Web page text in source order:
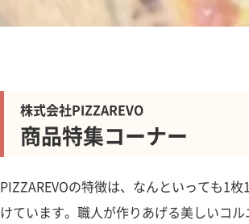
株式会社PIZZAREVO
商品特集コーナー
PIZZAREVOの特徴は、なんといっても1
けています。職人が作りあげる美しいコ